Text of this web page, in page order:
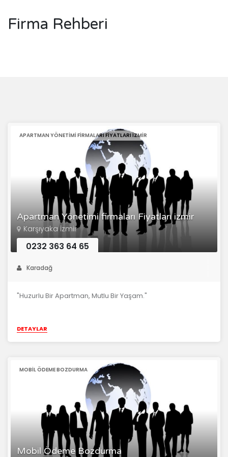
Firma Rehberi
Apartman Yönetimi firmaları Fiyatları izmir
APARTMAN YÖNETIMI FIRMALARI FIYATLARI IZMIR
Karşıyaka İzmir
0232 363 64 65
Karadağ
"Huzurlu Bir Apartman, Mutlu Bir Yaşam."
DETAYLAR
Mobil Ödeme Bozdurma
MOBIL ÖDEME BOZDURMA